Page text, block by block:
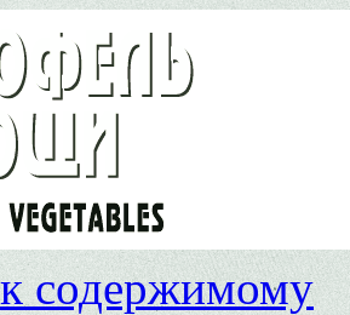
содержимому